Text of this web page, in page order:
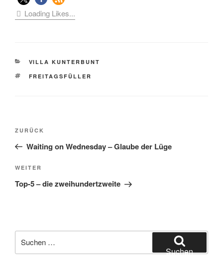
Loading Likes...
KATEGORIEN
VILLA KUNTERBUNT
SCHLAGWÖRTER
FREITAGSFÜLLER
Beitragsnavigation
Vorheriger
Beitrag
ZURÜCK
Waiting on Wednesday – Glaube der Lüge
Nächster
Beitrag
WEITER
Top-5 – die zweihundertzweite
nach:
Suchen